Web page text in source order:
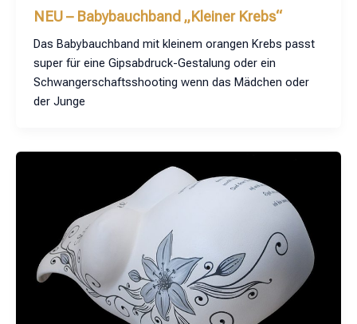
NEU – Babybauchband „Kleiner Krebs“
Das Babybauchband mit kleinem orangen Krebs passt
super für eine Gipsabdruck-Gestalung oder ein
Schwangerschaftsshooting wenn das Mädchen oder
der Junge